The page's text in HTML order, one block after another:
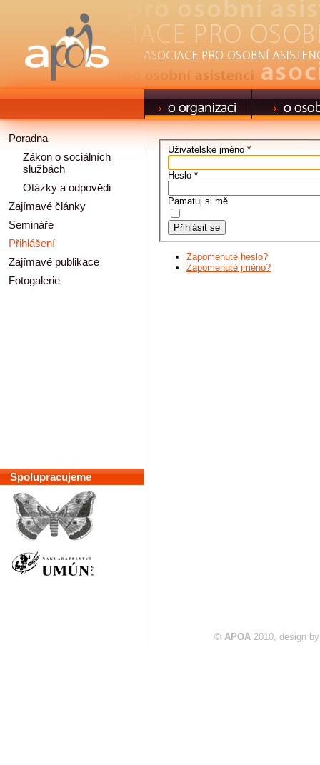
Poradna
Zákon o sociálních
službách
Otázky a odpovědi
Zajímavé články
Semináře
Přihlášení
Zajímavé publikace
Fotogalerie
Spolupracujeme
Uživatelské jméno*
Heslo*
Pamatuj si mě
Přihlásit se
Zapomenuté heslo?
Zapomenuté jméno?
© APOA 2010, design